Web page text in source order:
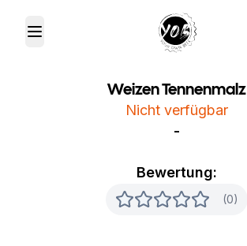
Toggle Menu Your Own Beer
Weizen Tennenmalz
Bewertung:
(0)
Nicht verfügbar
-